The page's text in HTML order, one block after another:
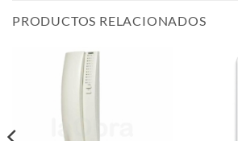
PRODUCTOS RELACIONADOS